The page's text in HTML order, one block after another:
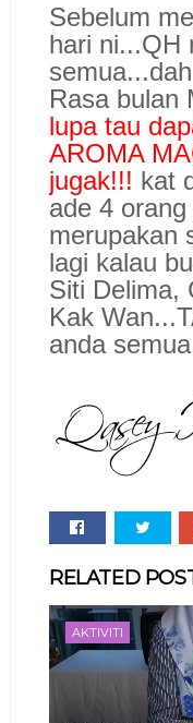
Sebelum
hari ni...QH
Rasa bulan
lupa tau
AROMA
jugak!!! kat
ade 4
merupakan
lagi kalau
Siti Delima,
Kak
anda
RELATED
AKTIVITI